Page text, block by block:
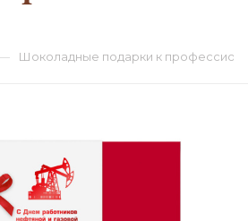
Шоколадные подарки к